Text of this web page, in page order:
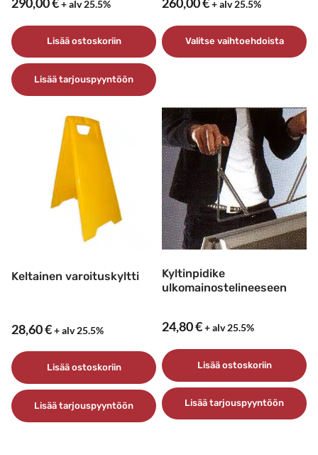
290,00€+ alv 25.5%
Lisää ostoskoriin
Lisää tarjouspyyntöön
260,00€+ alv 25.5%
Valitse vaihtoehdoista
on
useampi
muunnelma.
Voit
tehdä
valinnat
tuotteen
sivulla.
Keltainen varoituskyltti
28,60€+ alv 25.5%
Lisää ostoskoriin
Lisää tarjouspyyntöön
Kyltinpidike
ulkomainostelineeseen
24,80€+ alv 25.5%
Lisää ostoskoriin
Lisää tarjouspyyntöön